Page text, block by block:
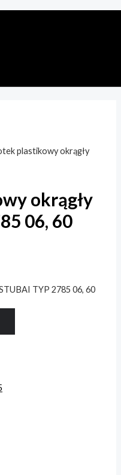
plastikowy okrągły
okrągły
06, 60
TYP 2785 06, 60